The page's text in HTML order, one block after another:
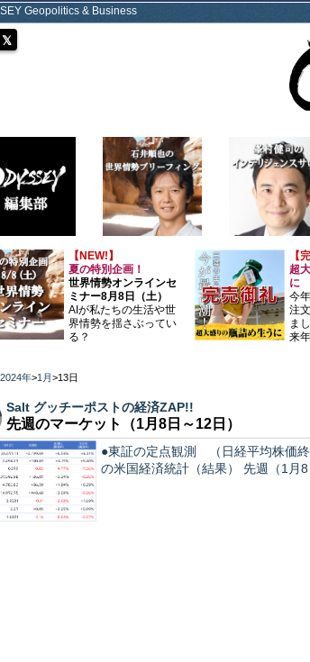
Geopolitics & Business
【NEW!】
夏の特別企画！
世界情勢オンラインセ
ミナー8月8日（土）
AIが私たちの生活や世
界情勢を揺さぶってい
る？
【
超
に
今
注
ま
来
2024年>1月>13日
Salt グッチーポストの経済ZAP!!
先週のマーケット（1月8日～12日）
●東証の定点観測 （日経平均株価終
の米国経済統計（結果） 先週（1月